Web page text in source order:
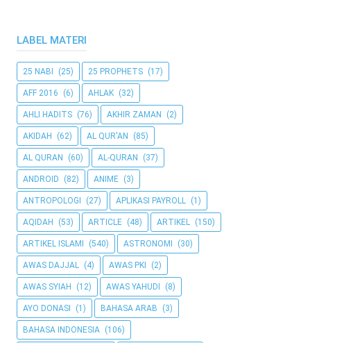
LABEL MATERI
25 NABI (25) 25 PROPHETS (17)
AFF 2016 (6) AHLAK (32)
AHLI HADITS (76) AKHIR ZAMAN (2)
AKIDAH (62) AL QUR'AN (85)
AL QURAN (60) AL-QURAN (37)
ANDROID (82) ANIME (3)
ANTROPOLOGI (27) APLIKASI PAYROLL (1)
AQIDAH (53) ARTICLE (48) ARTIKEL (150)
ARTIKEL ISLAMI (540) ASTRONOMI (30)
AWAS DAJJAL (4) AWAS PKI (2)
AWAS SYIAH (12) AWAS YAHUDI (8)
AYO DONASI (1) BAHASA ARAB (3)
BAHASA INDONESIA (106)